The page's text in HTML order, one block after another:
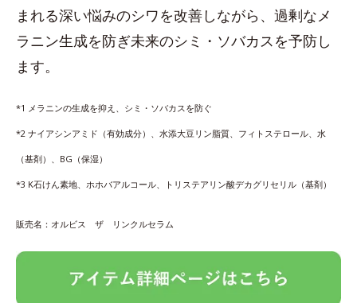
まれる深い悩みのシワを改善しながら、過剰なメ
ラニン生成を防ぎ未来のシミ・ソバカスを予防し
ます。
*1 メラニンの生成を抑え、シミ・ソバカスを防ぐ
*2 ナイアシンアミド（有効成分）、水添大豆リン脂質、フィトステロール、水
（基剤）、BG（保湿）
*3 K石けん素地、ホホバアルコール、トリステアリン酸デカグリセリル（基剤）
販売名：オルビス ザ リンクルセラム